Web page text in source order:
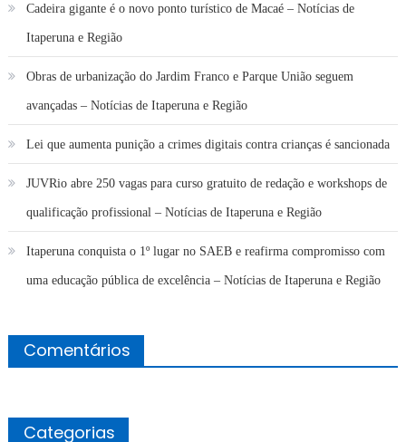
Cadeira gigante é o novo ponto turístico de Macaé – Notícias de
Itaperuna e Região
Obras de urbanização do Jardim Franco e Parque União seguem
avançadas – Notícias de Itaperuna e Região
Lei que aumenta punição a crimes digitais contra crianças é sancionada
JUVRio abre 250 vagas para curso gratuito de redação e workshops de
qualificação profissional – Notícias de Itaperuna e Região
Itaperuna conquista o 1º lugar no SAEB e reafirma compromisso com
uma educação pública de excelência – Notícias de Itaperuna e Região
Comentários
Categorias